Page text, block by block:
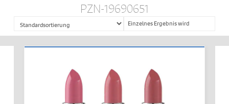
PZN-19690651
Einzelnes Ergebnis wird
angezeigt